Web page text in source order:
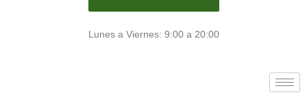
Lunes a Viernes: 9:00 a 20:00